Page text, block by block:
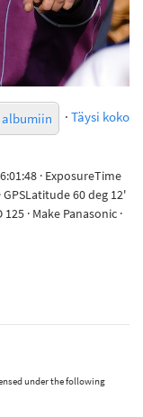
· Täysi koko
· ExposureTime
GPSLatitude 60 deg 12'
· Make Panasonic ·
under the following